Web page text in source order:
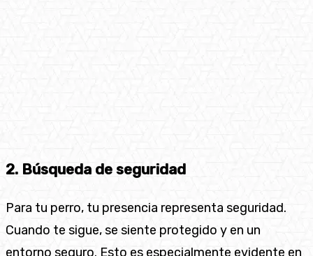
2. Búsqueda de seguridad
Para tu perro, tu presencia representa seguridad.
Cuando te sigue, se siente protegido y en un
entorno seguro. Esto es especialmente evidente en